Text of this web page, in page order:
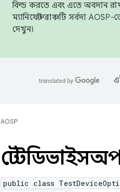
বিল্ড করতে এবং এতে অবদান
ম্যানিফেস্ট ব্রাঞ্চটি সর্বদা
দেখুন।
AOSP
public class